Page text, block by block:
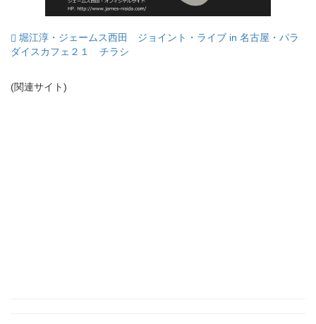
堀江淳・ジェームス西田 ジョイント・ライブ in 名古屋・パラ
ダイスカフェ２１ チラシ
(関連サイト)